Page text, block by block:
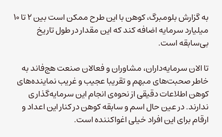
به گزارش بلومبرگ، کوهن با این طرح ممکن است بین ۲ تا ۱۰
میلیارد سرمایه اضافه کند که این مقدار در طول تاریخ
بی‌سابقه است.
تا الان سرمایه‌داران، مشاوران و فعالان صنعت هج‌فاند به
خاطر صحبت‌های مبهم و تقریبا عجیب و غریب نماینده‌های
کوهن اطلاعات دقیقی از نحوه‌ی انجام این سرمایه‌گذاری
ندارند. در عین حال اسم و سابقه کوهن در کنار این اعداد و
ارقام برای این افراد خیلی اغواکننده است.